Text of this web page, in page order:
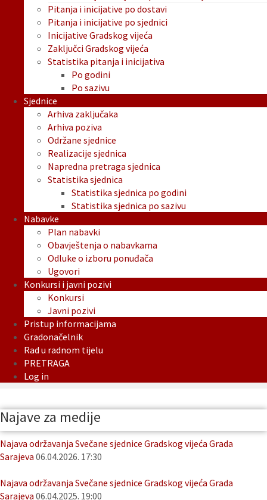
Pitanja i inicijative po dostavi
Pitanja i inicijative po sjednici
Inicijative Gradskog vijeća
Zaključci Gradskog vijeća
Statistika pitanja i inicijativa
Po godini
Po sazivu
Sjednice
Arhiva zaključaka
Arhiva poziva
Održane sjednice
Realizacije sjednica
Napredna pretraga sjednica
Statistika sjednica
Statistika sjednica po godini
Statistika sjednica po sazivu
Nabavke
Plan nabavki
Obavještenja o nabavkama
Odluke o izboru ponuđača
Ugovori
Konkursi i javni pozivi
Konkursi
Javni pozivi
Pristup informacijama
Gradonačelnik
Rad u radnom tijelu
PRETRAGA
Log in
Najave za medije
Najava održavanja Svečane sjednice Gradskog vijeća Grada
Sarajeva 06.04.2026. 17:30
Najava održavanja Svečane sjednice Gradskog vijeća Grada
Sarajeva 06.04.2025. 19:00